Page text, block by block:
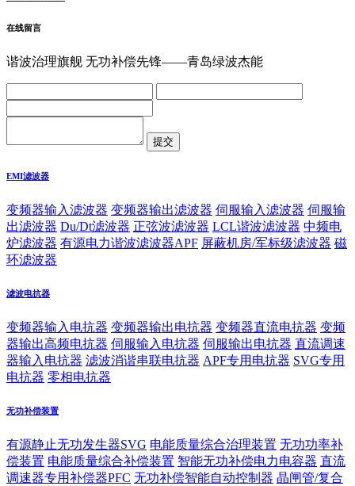
在线留言
谐波治理旗舰 无功补偿先锋——青岛绿波杰能
EMI滤波器
变频器输入滤波器 变频器输出滤波器 伺服输入滤波器 伺服输
出滤波器 Du/Dt滤波器 正弦波滤波器 LCL谐波滤波器 中频电
炉滤波器 有源电力谐波滤波器APF 屏蔽机房/军标级滤波器 磁
环滤波器
滤波电抗器
变频器输入电抗器 变频器输出电抗器 变频器直流电抗器 变频
器输出高频电抗器 伺服输入电抗器 伺服输出电抗器 直流调速
器输入电抗器 滤波消谐串联电抗器 APF专用电抗器 SVG专用
电抗器 零相电抗器
无功补偿装置
有源静止无功发生器SVG 电能质量综合治理装置 无功功率补
偿装置 电能质量综合补偿装置 智能无功补偿电力电容器 直流
调速器专用补偿器PFC 无功补偿智能自动控制器 晶闸管/复合